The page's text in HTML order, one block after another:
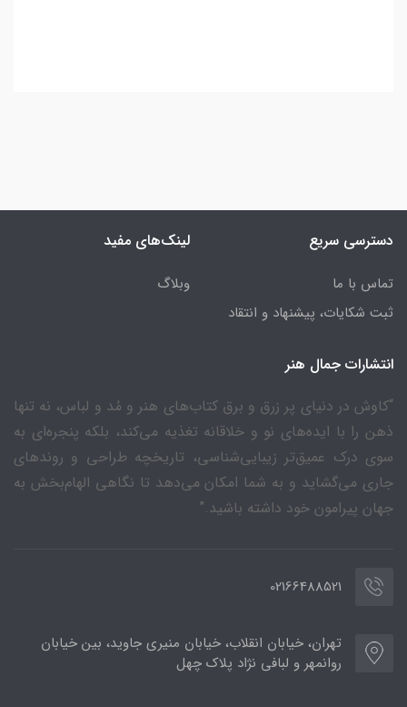
دسترسی سریع
تماس با ما
ثبت شکایات، پیشنهاد و انتقاد
لینک‌های مفید
وبلاگ
انتشارات جمال هنر
“کاوش در دنیای پر زرق و برق کتاب‌های هنر و مُد و لباس، نه تنها
ذهن را با ایده‌های نو و خلاقانه تغذیه می‌کند، بلکه پنجره‌ای به
سوی درک عمیق‌تر زیبایی‌شناسی، تاریخچه طراحی و روندهای
جاری می‌گشاید و به شما امکان می‌دهد تا نگاهی الهام‌بخش به
جهان پیرامون خود داشته باشید.”
02166488521
تهران، خیابان انقلاب، خیابان منیری جاوید، بین خیابان
روانمهر و لبافی نژاد پلاک چهل